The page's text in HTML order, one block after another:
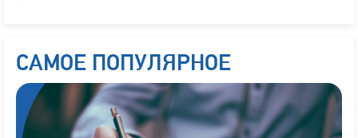
САМОЕ ПОПУЛЯРНОЕ